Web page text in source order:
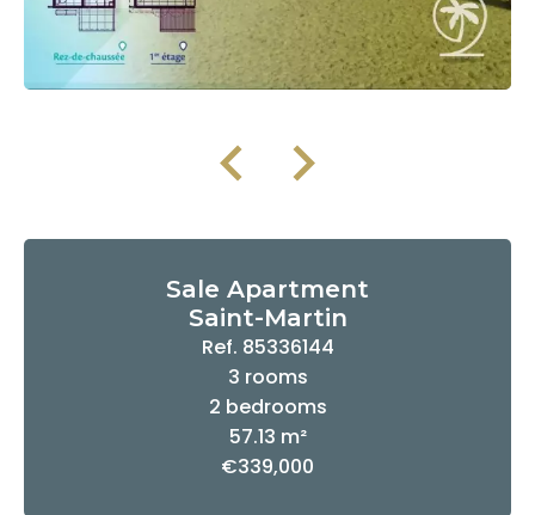
Sale Apartment
Saint-Martin
Ref. 85336144
3 rooms
2 bedrooms
57.13 m²
€339,000